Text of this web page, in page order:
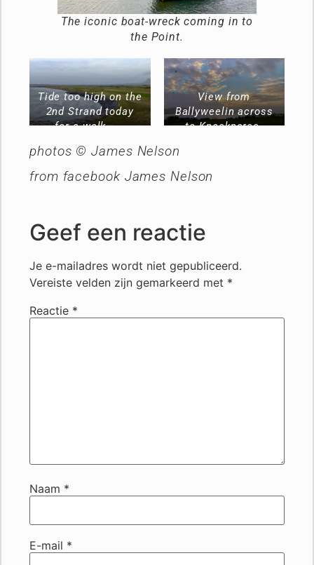
The iconic boat-wreck coming in to
the Point.
Tide too high on the
2nd Strand today
for a walk…….
View from
Ballyweelin across
to Knocknarea.
photos © James Nelson
from facebook James Nelson
Geef een reactie
Je e-mailadres wordt niet gepubliceerd.
Vereiste velden zijn gemarkeerd met *
Reactie *
Naam *
E-mail *